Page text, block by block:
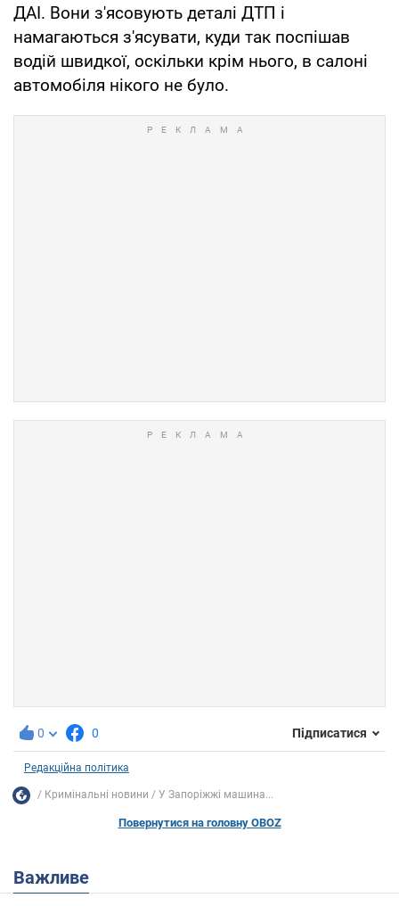
ДАІ. Вони з'ясовують деталі ДТП і
намагаються з'ясувати, куди так поспішав
водій швидкої, оскільки крім нього, в салоні
автомобіля нікого не було.
0 0 Підписатися
Редакційна політика
Кримінальні новини У Запоріжжі машина...
Повернутися на головну OBOZ
Важливе